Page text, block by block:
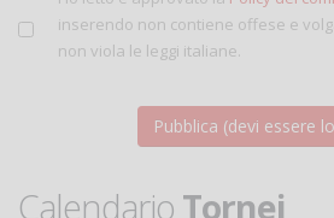
inserendo non contiene offese e
non viola le leggi italiane.
Calendario Tornei